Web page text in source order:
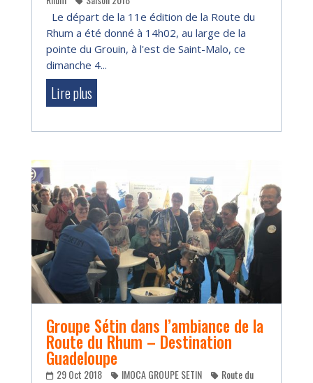
Le départ de la 11e édition de la Route du
Rhum a été donné à 14h02, au large de la
pointe du Grouin, à l'est de Saint-Malo, ce
dimanche 4...
Lire plus
Groupe Sétin dans l’ambiance de la
Route du Rhum – Destination
Guadeloupe
29 Oct 2018 IMOCA GROUPE SETIN
Route du